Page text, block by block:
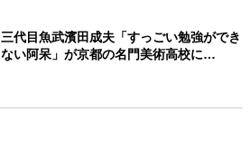
三代目魚武濱田成夫「すっごい勉強ができ
ない阿呆」が京都の名門美術高校に…